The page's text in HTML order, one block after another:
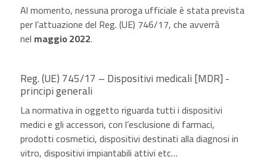
Al momento, nessuna proroga ufficiale è stata prevista
per l’attuazione del Reg. (UE) 746/17, che avverrà
nel maggio 2022.
Reg. (UE) 745/17 – Dispositivi medicali [MDR] -
principi generali
La normativa in oggetto riguarda tutti i dispositivi
medici e gli accessori, con l’esclusione di farmaci,
prodotti cosmetici, dispositivi destinati alla diagnosi in
vitro, dispositivi impiantabili attivi etc…